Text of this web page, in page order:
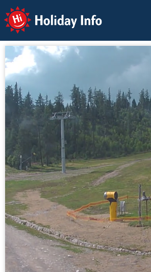
Holiday Info